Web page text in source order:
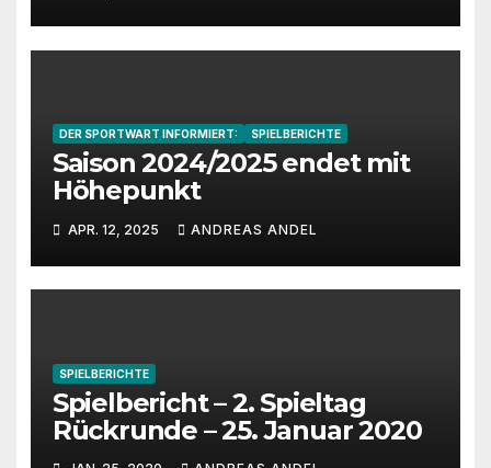
DER SPORTWART INFORMIERT: SPIELBERICHTE
Saison 2024/2025 endet mit
Höhepunkt
APR. 12, 2025 ANDREAS ANDEL
SPIELBERICHTE
Spielbericht – 2. Spieltag
Rückrunde – 25. Januar 2020